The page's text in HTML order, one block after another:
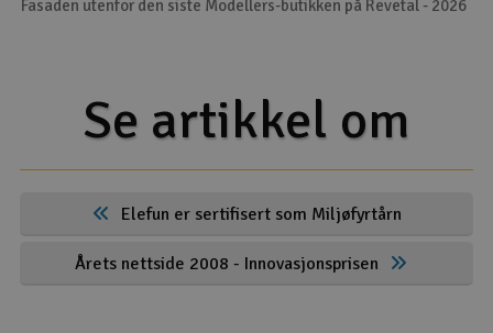
Fasaden utenfor den siste Modellers-butikken på Revetal - 2026
Se artikkel om
Elefun er sertifisert som Miljøfyrtårn
Årets nettside 2008 - Innovasjonsprisen